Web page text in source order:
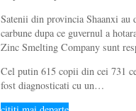
Satenii din provincia Shaanxi au
carbune dupa ce guvernul a
Zinc Smelting Company sunt
Cel putin 615 copii din cei 731
fost diagnosticati cu un…